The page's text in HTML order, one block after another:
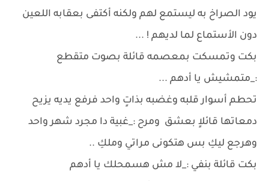
يود الصراخ به ليستمع لهم ولكنه أكتفى بعقابه اللعين
دون الأستماع لما لديهم ! ...
بكت وتمسكت بمعصمه قائلة بصوت متقطع
:_متمشيش يا أدهم ...
تحطم أسوار قلبه وغضبه بذاتٍ واحد فرفع يديه يزيح
دمعاتها قائلاٍ بعشق ومرح :_غبية دا مجرد شهر واحد
وهرجع ليكِ بس هتكونى مراتي وملكِ ..
بكت قائلة بنفي :_لا مش هسمحلك يا أدهم